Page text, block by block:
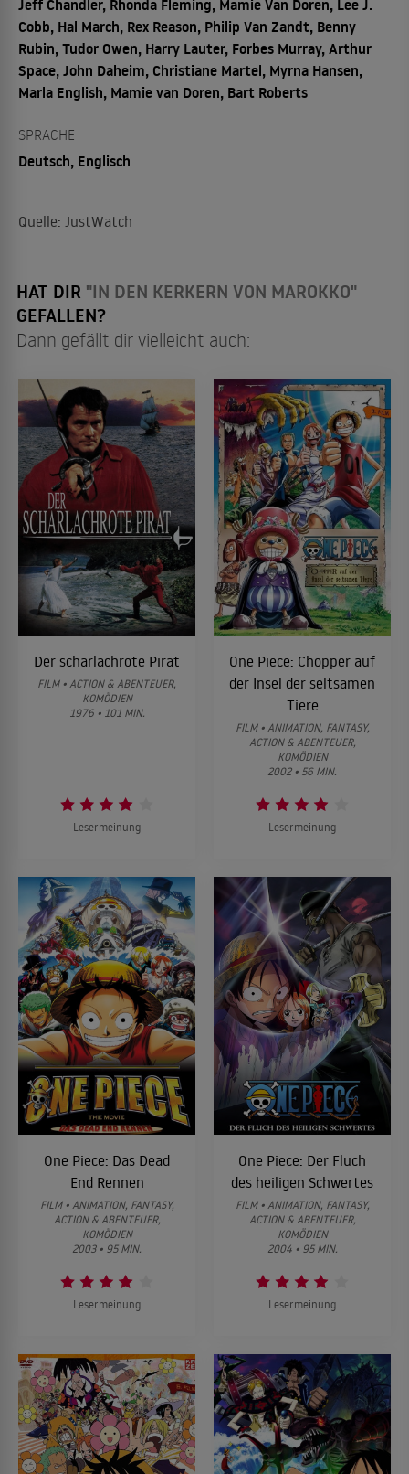
Jeff Chandler, Rhonda Fleming, Mamie Van Doren, Lee J.
Cobb, Hal March, Rex Reason, Philip Van Zandt, Benny
Rubin, Tudor Owen, Harry Lauter, Forbes Murray, Arthur
Space, John Daheim, Christiane Martel, Myrna Hansen,
Marla English, Mamie van Doren, Bart Roberts
SPRACHE
Deutsch, Englisch
Quelle: JustWatch
HAT DIR "IN DEN KERKERN VON MAROKKO"
GEFALLEN?
Dann gefällt dir vielleicht auch:
Der scharlachrote Pirat
FILM • ACTION & ABENTEUER,
KOMÖDIEN
1976 • 101 MIN.
Lesermeinung
One Piece: Chopper auf
der Insel der seltsamen
Tiere
FILM • ANIMATION, FANTASY,
ACTION & ABENTEUER,
KOMÖDIEN
2002 • 56 MIN.
Lesermeinung
One Piece: Das Dead
End Rennen
FILM • ANIMATION, FANTASY,
ACTION & ABENTEUER,
KOMÖDIEN
2003 • 95 MIN.
Lesermeinung
One Piece: Der Fluch
des heiligen Schwertes
FILM • ANIMATION, FANTASY,
ACTION & ABENTEUER,
KOMÖDIEN
2004 • 95 MIN.
Lesermeinung